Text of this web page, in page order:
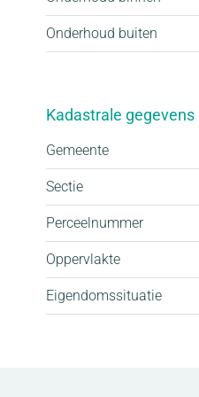
Onderhoud buiten
Kadastrale gegevens
Gemeente
Sectie
Perceelnummer
Oppervlakte
Eigendomssituatie